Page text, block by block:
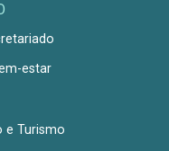
estar
e Turismo